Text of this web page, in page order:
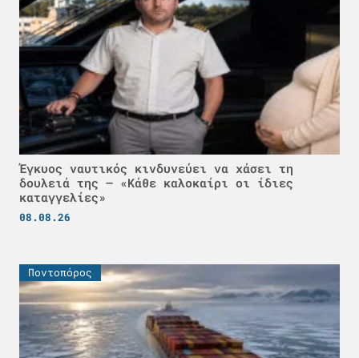
Έγκυος ναυτικός κινδυνεύει να χάσει τη
δουλειά της – «Κάθε καλοκαίρι οι ίδιες
καταγγελίες»
08.08.26
Ποντοπόρος